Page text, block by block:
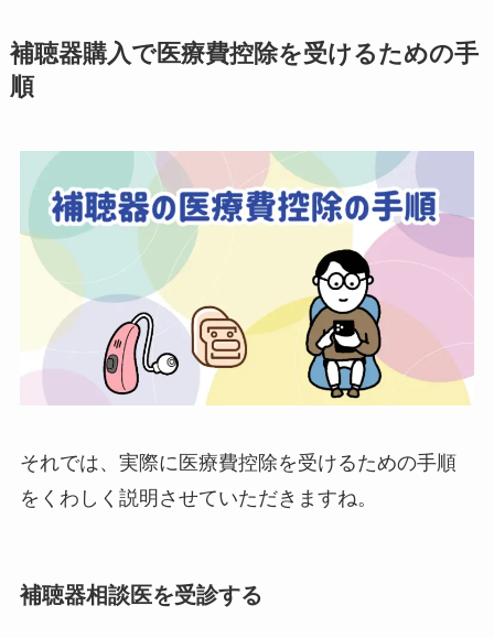
補聴器購入で医療費控除を受けるための手
順
それでは、実際に医療費控除を受けるための手順
をくわしく説明させていただきますね。
補聴器相談医を受診する